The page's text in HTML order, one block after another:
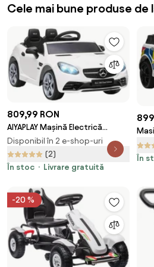
Cele mai bune produse de
809,99 RON
AIYAPLAY Mașină Electrică
pentru Copii 3-6 Ani cu 2
Motoare și Telecomandă,
Dimensiuni 107x62,5x44 cm,
Aosom Romania
Disponibil în 2 e-shop-uri
(2)
În stoc
Livrare gratuită
de
În
-20 %